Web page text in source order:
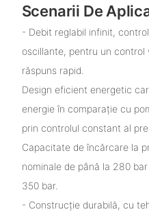
Scenarii De
- Debit reglabil infinit,
oscillante, pentru un control
răspuns rapid.
Design eficient energetic
energie în comparație cu
prin controlul constant al
Capacitate de încărcare la
nominale de până la 280
350 bar.
- Construcție durabilă, cu